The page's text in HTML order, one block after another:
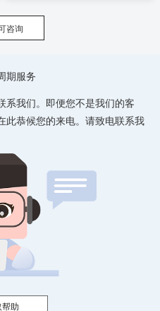
咨询
期服务
系我们。即便您不是我们的客
此恭候您的来电。请致电联系我
助